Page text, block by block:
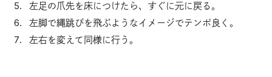
左足の爪先を床につけたら、すぐに元に戻る。
左脚で縄跳びを飛ぶようなイメージでテンポ良く。
左右を変えて同様に行う。